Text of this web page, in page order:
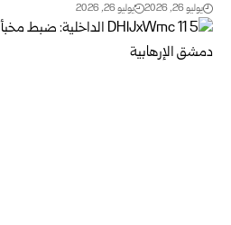
يوليو 26, 2026 يوليو 26, 2026